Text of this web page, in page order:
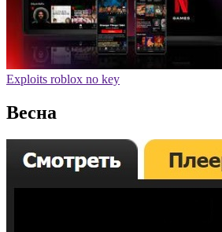
Exploits roblox no key
Весна